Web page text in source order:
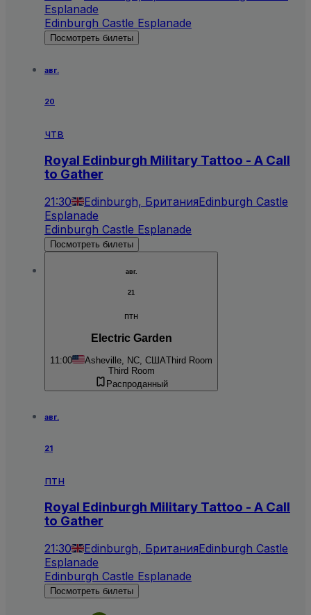
Esplanade
Edinburgh Castle Esplanade
Посмотреть билеты
авг.
20
чтв
Royal Edinburgh Military Tattoo - A Call
to Gather
21:30 Edinburgh, БританияEdinburgh Castle
Esplanade
Edinburgh Castle Esplanade
Посмотреть билеты
авг.
21
птн
Electric Garden
11:00 Asheville, NC, СШАThird Room
Third Room
Распроданный
авг.
21
птн
Royal Edinburgh Military Tattoo - A Call
to Gather
21:30 Edinburgh, БританияEdinburgh Castle
Esplanade
Edinburgh Castle Esplanade
Посмотреть билеты